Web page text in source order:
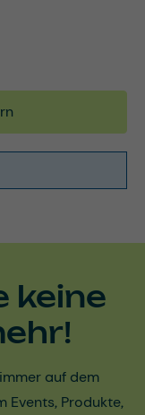
keine
auf dem
Events, Produkte,